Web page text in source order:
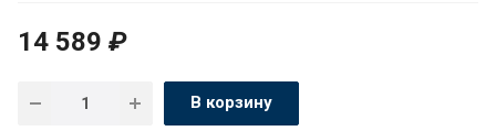
14 589 ₽
В корзину